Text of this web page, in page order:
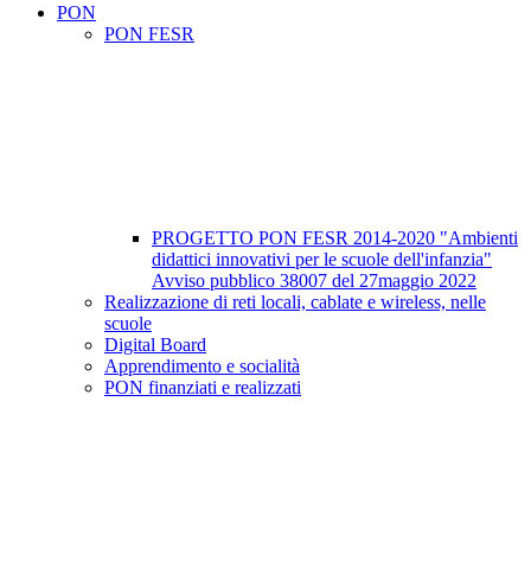
PON
PON FESR
PROGETTO PON FESR 2014-2020 "Ambienti
didattici innovativi per le scuole dell'infanzia"
Avviso pubblico 38007 del 27maggio 2022
Realizzazione di reti locali, cablate e wireless, nelle
scuole
Digital Board
Apprendimento e socialità
PON finanziati e realizzati